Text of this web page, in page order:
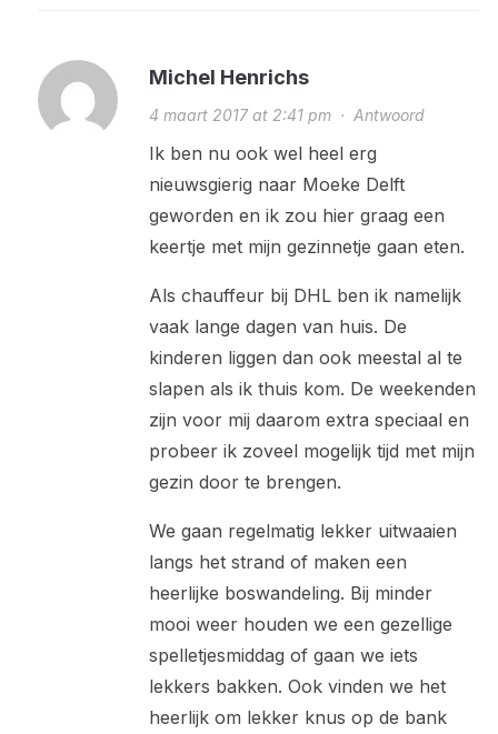
Michel Henrichs
4 maart 2017 at 2:41 pm· Antwoord
Ik ben nu ook wel heel erg
nieuwsgierig naar Moeke Delft
geworden en ik zou hier graag een
keertje met mijn gezinnetje gaan eten.
Als chauffeur bij DHL ben ik namelijk
vaak lange dagen van huis. De
kinderen liggen dan ook meestal al te
slapen als ik thuis kom. De weekenden
zijn voor mij daarom extra speciaal en
probeer ik zoveel mogelijk tijd met mijn
gezin door te brengen.
We gaan regelmatig lekker uitwaaien
langs het strand of maken een
heerlijke boswandeling. Bij minder
mooi weer houden we een gezellige
spelletjesmiddag of gaan we iets
lekkers bakken. Ook vinden we het
heerlijk om lekker knus op de bank